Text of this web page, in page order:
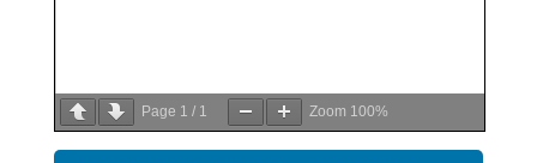
Page 1 / 1 Zoom 100%